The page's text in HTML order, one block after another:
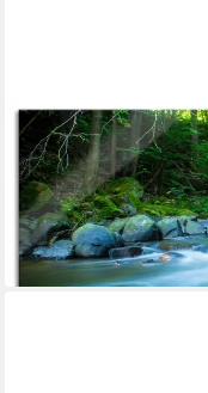
PIXXPRINT
Glasbild Fluss mit
Echtglas, inkl.
ab 67,95 € UVP77,95 €
-13%
lieferbar - in 3-4